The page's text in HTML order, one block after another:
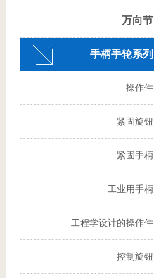
万向节
手柄手轮系列
操作件
紧固旋钮
紧固手柄
工业用手柄
工程学设计的操作件
控制旋钮